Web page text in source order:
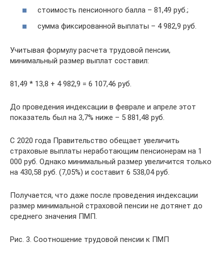
стоимость пенсионного балла – 81,49 руб.;
сумма фиксированной выплаты – 4 982,9 руб.
Учитывая формулу расчета трудовой пенсии,
минимальный размер выплат составил:
81,49 * 13,8 + 4 982,9 = 6 107,46 руб.
До проведения индексации в феврале и апреле этот
показатель был на 3,7% ниже – 5 881,48 руб.
С 2020 года Правительство обещает увеличить
страховые выплаты неработающим пенсионерам на 1
000 руб. Однако минимальный размер увеличится только
на 430,58 руб. (7,05%) и составит 6 538,04 руб.
Получается, что даже после проведения индексации
размер минимальной страховой пенсии не дотянет до
среднего значения ПМП.
Рис. 3. Соотношение трудовой пенсии к ПМП